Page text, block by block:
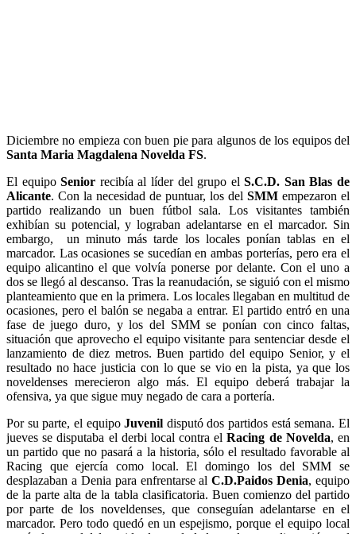
Diciembre no empieza con buen pie para algunos de los equipos del
Santa Maria Magdalena Novelda FS.
El equipoSenior recibía al líder del grupo elS.C.D. San Blas de
Alicante. Con la necesidad de puntuar, los del SMM empezaron el
partido realizando un buen fútbol sala. Los visitantes también
exhibían su potencial, y lograban adelantarse en el marcador. Sin
embargo, un minuto más tarde los locales ponían tablas en el
marcador. Las ocasiones se sucedían en ambas porterías, pero era el
equipo alicantino el que volvía ponerse por delante. Con el uno a
dos se llegó al descanso. Tras la reanudación, se siguió con el mismo
planteamiento que en la primera. Los locales llegaban en multitud de
ocasiones, pero el balón se negaba a entrar. El partido entró en una
fase de juego duro, y los del SMM se ponían con cinco faltas,
situación que aprovecho el equipo visitante para sentenciar desde el
lanzamiento de diez metros. Buen partido del equipo Senior, y el
resultado no hace justicia con lo que se vio en la pista, ya que los
noveldenses merecieron algo más. El equipo deberá trabajar la
ofensiva, ya que sigue muy negado de cara a portería.
Por su parte, el equipoJuvenil disputó dos partidos está semana. El
jueves se disputaba el derbi local contra elRacing de Novelda, en
un partido que no pasará a la historia, sólo el resultado favorable al
Racing que ejercía como local. El domingo los del SMM se
desplazaban a Denia para enfrentarse alC.D.Paidos Denia, equipo
de la parte alta de la tabla clasificatoria. Buen comienzo del partido
por parte de los noveldenses, que conseguían adelantarse en el
marcador. Pero todo quedó en un espejismo, porque el equipo local